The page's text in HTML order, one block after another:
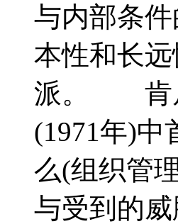
与内部条
本性和长
派。 肯尼
(1971年)中
么(组织管
与受到的